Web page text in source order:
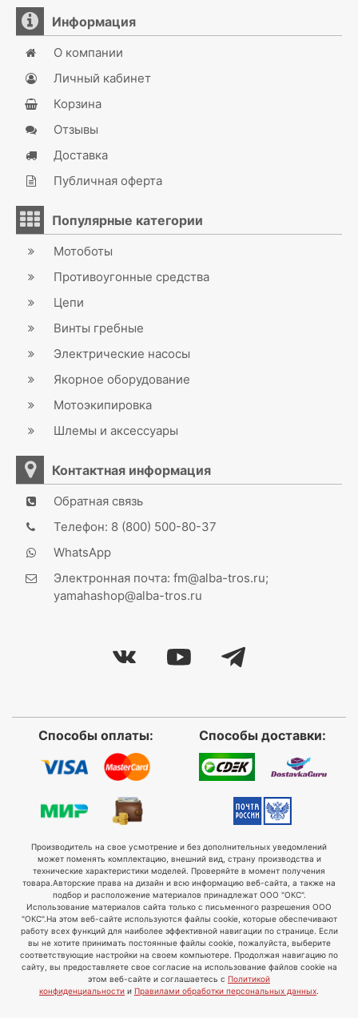
Информация
О компании
Личный кабинет
Корзина
Отзывы
Доставка
Публичная оферта
Популярные категории
Мотоботы
Противоугонные средства
Цепи
Винты гребные
Электрические насосы
Якорное оборудование
Мотоэкипировка
Шлемы и аксессуары
Контактная информация
Обратная связь
Телефон: 8 (800) 500-80-37
WhatsApp
Электронная почта: fm@alba-tros.ru;
yamahashop@alba-tros.ru
Способы оплаты: Способы доставки:
Производитель на свое усмотрение и без дополнительных уведомлений
может поменять комплектацию, внешний вид, страну производства и
технические характеристики моделей. Проверяйте в момент получения
товара. Авторские права на дизайн и всю информацию веб-сайта, а также на
подбор и расположение материалов принадлежат ООО "ОКС".
Использование материалов сайта только с письменного разрешения ООО
"ОКС".На этом веб-сайте используются файлы cookie, которые обеспечивают
работу всех функций для наиболее эффективной навигации по странице. Если
вы не хотите принимать постоянные файлы cookie, пожалуйста, выберите
соответствующие настройки на своем компьютере. Продолжая навигацию по
сайту, вы предоставляете свое согласие на использование файлов cookie на
этом веб-сайте и соглашаетесь с Политикой
конфиденциальности и Правилами обработки персональных данных